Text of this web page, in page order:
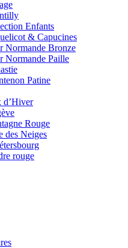
Enfants
& Capucines
Normande Bronze
Normande Paille
Patine
d’Hiver
Rouge
des Neiges
rouge